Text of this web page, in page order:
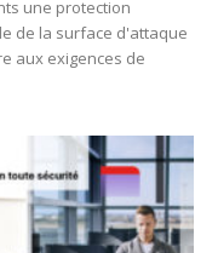
une protection
de la surface d'attaque
aux exigences de